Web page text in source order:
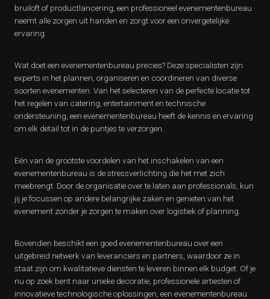
bruiloft of productlancering, een professioneel evenementenbureau
neemt alle zorgen uit handen en zorgt voor een onvergetelijke
ervaring.
Wat doet een evenementenbureau precies? Deze specialisten zijn
experts in het plannen, organiseren en coördineren van diverse
soorten evenementen. Van het selecteren van de perfecte locatie tot
het regelen van catering, entertainment en technische
ondersteuning, een evenementenbureau heeft de kennis en ervaring
om elk detail tot in de puntjes te verzorgen.
Eén van de grootste voordelen van het inschakelen van een
evenementenbureau is de stressverlichting die het met zich
meebrengt. Door de organisatie over te laten aan professionals, kun
jij je focussen op andere belangrijke zaken en genieten van het
evenement zonder je zorgen te maken over logistiek of planning.
Bovendien beschikt een goed evenementenbureau over een
uitgebreid netwerk van leveranciers en partners, waardoor ze in
staat zijn om kwalitatieve diensten te leveren binnen elk budget. Of je
nu op zoek bent naar unieke decoratie, professionele artiesten of
innovatieve technologische oplossingen, een evenementenbureau